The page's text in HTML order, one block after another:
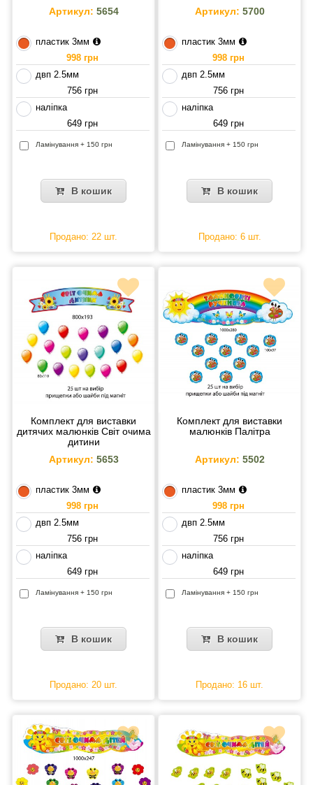
Артикул: 5654
пластик 3мм
998 грн
двп 2.5мм
756 грн
наліпка
649 грн
Ламінування + 150 грн
В кошик
Продано: 22 шт.
Артикул: 5700
пластик 3мм
998 грн
двп 2.5мм
756 грн
наліпка
649 грн
Ламінування + 150 грн
В кошик
Продано: 6 шт.
Комплект для виставки
дитячих малюнків Світ очима
дитини
Артикул: 5653
пластик 3мм
998 грн
двп 2.5мм
756 грн
наліпка
649 грн
Ламінування + 150 грн
В кошик
Продано: 20 шт.
Комплект для виставки
малюнків Палітра
Артикул: 5502
пластик 3мм
998 грн
двп 2.5мм
756 грн
наліпка
649 грн
Ламінування + 150 грн
В кошик
Продано: 16 шт.